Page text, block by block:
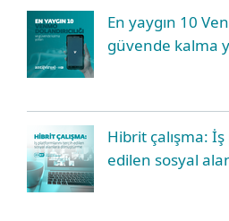
En yaygın 10
güvende kalma
Hibrit çalışma:
edilen sosyal